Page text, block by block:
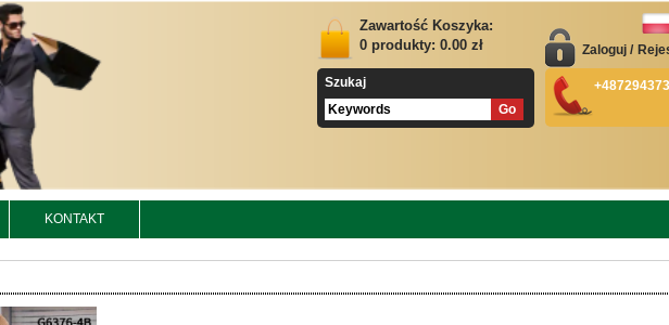
Zawartość Koszyka:
0 produkty: 0.00 zł
Szukaj
Zaloguj /
KONTAKT